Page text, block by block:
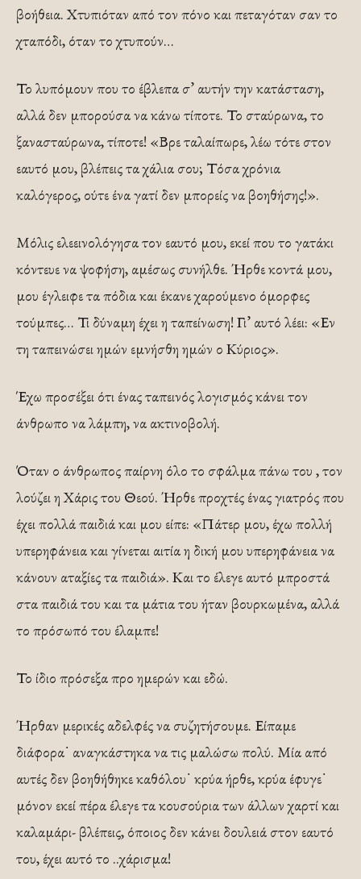
βοήθεια. Χτυπιόταν από τον πόνο και πεταγόταν σαν το
χταπόδι, όταν το χτυπούν…
Το λυπόμουν που το έβλεπα σ’ αυτήν την κατάσταση,
αλλά δεν μπορούσα να κάνω τίποτε. Το σταύρωνα, το
ξανασταύρωνα, τίποτε! «Βρε ταλαίπωρε, λέω τότε στον
εαυτό μου, βλέπεις τα χάλια σου; Τόσα χρόνια
καλόγερος, ούτε ένα γατί δεν μπορείς να βοηθήσης!».
Μόλις ελεεινολόγησα τον εαυτό μου, εκεί που το γατάκι
κόντευε να ψοφήση, αμέσως συνήλθε. Ήρθε κοντά μου,
μου έγλειφε τα πόδια και έκανε χαρούμενο όμορφες
τούμπες… Τι δύναμη έχει η ταπείνωση! Γι’ αυτό λέει: «Εν
τη ταπεινώσει ημών εμνήσθη ημών ο Κύριος».
Έχω προσέξει ότι ένας ταπεινός λογισμός κάνει τον
άνθρωπο να λάμπη, να ακτινοβολή.
Όταν ο άνθρωπος παίρνη όλο το σφάλμα πάνω του , τον
λούζει η Χάρις του Θεού. Ήρθε προχτές ένας γιατρός που
έχει πολλά παιδιά και μου είπε: «Πάτερ μου, έχω πολλή
υπερηφάνεια και γίνεται αιτία η δική μου υπερηφάνεια να
κάνουν αταξίες τα παιδιά». Και το έλεγε αυτό μπροστά
στα παιδιά του και τα μάτια του ήταν βουρκωμένα, αλλά
το πρόσωπό του έλαμπε!
Το ίδιο πρόσεξα προ ημερών και εδώ.
Ήρθαν μερικές αδελφές να συζητήσουμε. Είπαμε
διάφορα˙ αναγκάστηκα να τις μαλώσω πολύ. Μία από
αυτές δεν βοηθήθηκε καθόλου˙ κρύα ήρθε, κρύα έφυγε˙
μόνον εκεί πέρα έλεγε τα κουσούρια των άλλων χαρτί και
καλαμάρι- βλέπεις, όποιος δεν κάνει δουλειά στον εαυτό
του, έχει αυτό το ..χάρισμα!